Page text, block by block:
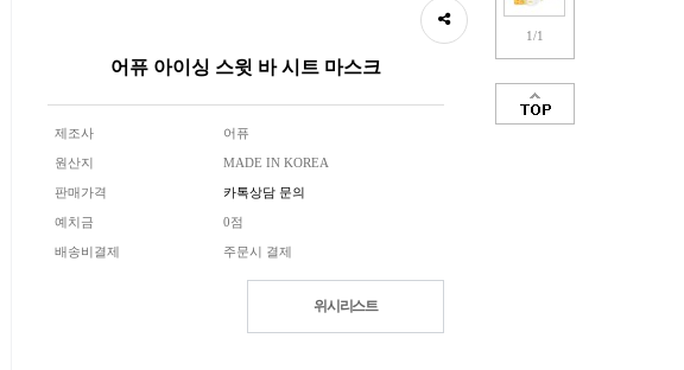
1/1
어퓨 아이싱 스윗 바 시트 마스크
제조사 어퓨
원산지 MADE IN KOREA
판매가격 카톡상담 문의
예치금 0점
배송비결제 주문시 결제
위시리스트